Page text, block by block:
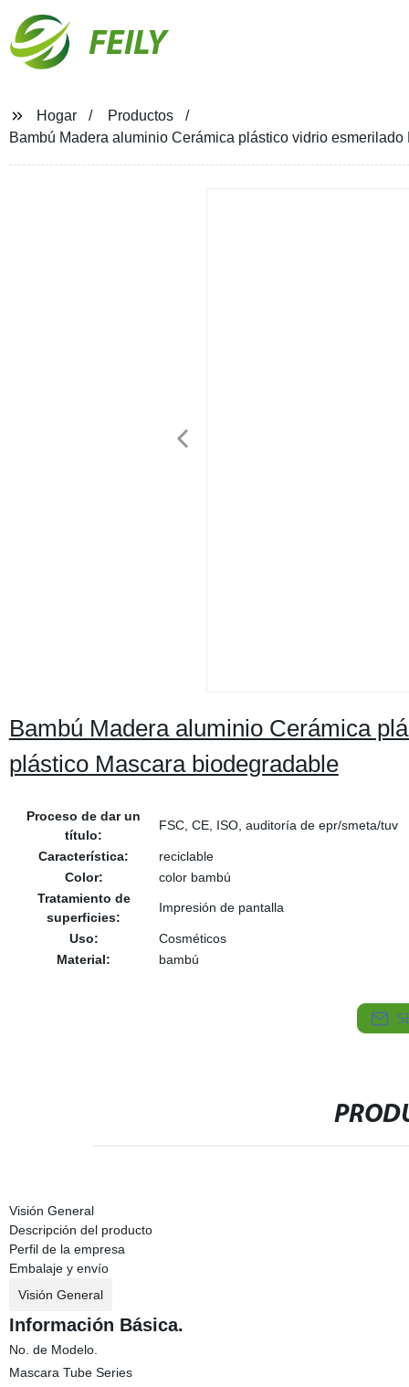
FEILY
Hogar
Productos
Bambú Madera aluminio Cerámica plástico vidrio
Bambú Madera aluminio Cerámica
plástico Mascara biodegradable
Proceso de dar un
título:
FSC, CE, ISO, auditoría de epr/smeta/tuv
Característica:
reciclable
Color:
color bambú
Tratamiento de
superficies:
Impresión de pantalla
Uso:
Cosméticos
Material:
bambú
Visión General
Descripción del producto
Perfil de la empresa
Embalaje y envío
Visión General
Información Básica.
No. de Modelo.
Mascara Tube Series